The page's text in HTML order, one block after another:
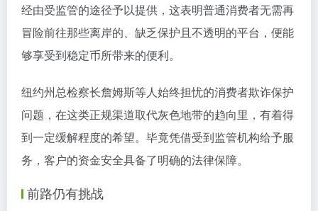
经由受监管的途径予以提供，这表明普通消费者无需再
冒险前往那些离岸的、缺乏保护且不透明的平台，便能
够享受到稳定币所带来的便利。
纽约州总检察长詹姆斯等人始终担忧的消费者欺诈保护
问题，在这类正规渠道取代灰色地带的趋向里，有着得
到一定缓解程度的希望。毕竟凭借受到监管机构给予服
务，客户的资金安全具备了明确的法律保障。
前路仍有挑战